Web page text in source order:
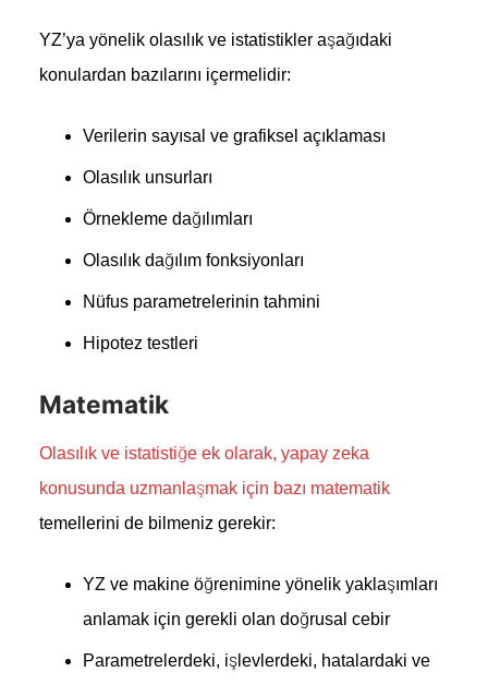
YZ’ya yönelik olasılık ve istatistikler aşağıdaki
konulardan bazılarını içermelidir:
Verilerin sayısal ve grafiksel açıklaması
Olasılık unsurları
Örnekleme dağılımları
Olasılık dağılım fonksiyonları
Nüfus parametrelerinin tahmini
Hipotez testleri
Matematik
Olasılık ve istatistiğe ek olarak, yapay zeka
konusunda uzmanlaşmak için bazı matematik
temellerini de bilmeniz gerekir:
YZ ve makine öğrenimine yönelik yaklaşımları
anlamak için gerekli olan doğrusal cebir
Parametrelerdeki, işlevlerdeki, hatalardaki ve